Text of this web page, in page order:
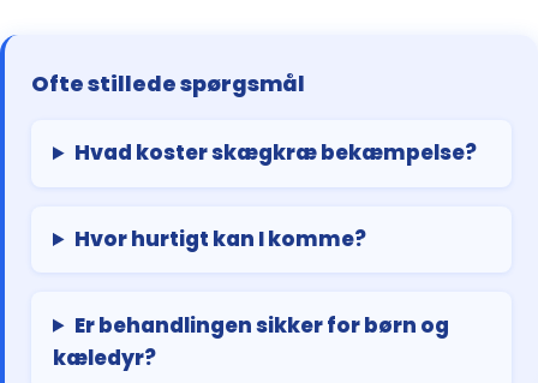
Ofte stillede spørgsmål
Hvad koster skægkræ bekæmpelse?
Hvor hurtigt kan I komme?
Er behandlingen sikker for børn og
kæledyr?